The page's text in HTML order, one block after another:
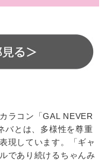
ラコン「GAL NEVER
バとは、多様性を尊重
現しています。「ギャ
であり続けるちゃんみ